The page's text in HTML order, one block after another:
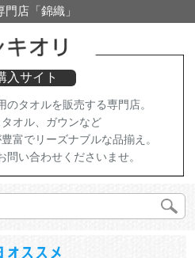
門店「錦織」
入サイト
タオルを販売する専門店。
オル、ガウンなど
でリーズナブルな品揃え。
い合わせくださいませ。